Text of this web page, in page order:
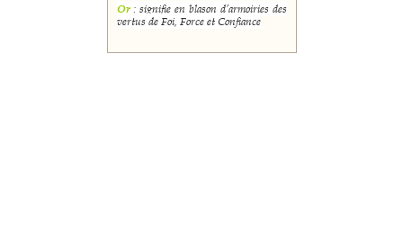
Or : signifie en blason d’armoiries des
vertus de Foi, Force et Confiance